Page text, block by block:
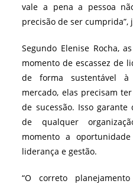
vale a pena a pessoa
precisão de ser cumprida”,
Segundo Elenise Rocha,
momento de escassez de
de forma sustentável à
mercado, elas precisam
de sucessão. Isso
de qualquer
momento a
liderança e gestão.
“O correto